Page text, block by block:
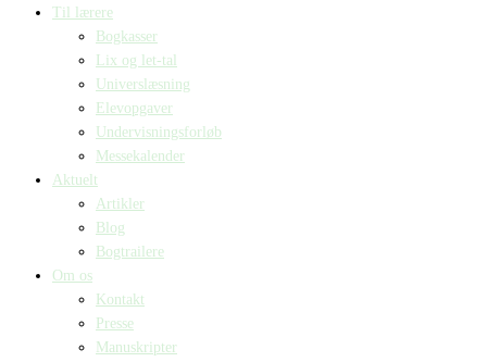
Til lærere
Bogkasser
Lix og let-tal
Universlæsning
Elevopgaver
Undervisningsforløb
Messekalender
Aktuelt
Artikler
Blog
Bogtrailere
Om os
Kontakt
Presse
Manuskripter